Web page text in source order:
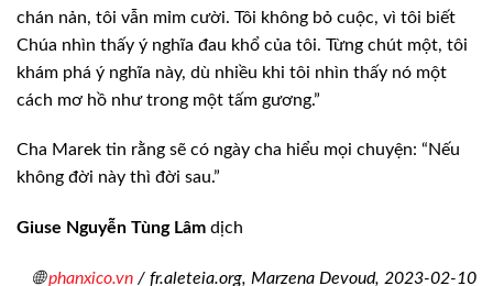
chán nản, tôi vẫn mỉm cười. Tôi không bỏ cuộc, vì tôi biết
Chúa nhìn thấy ý nghĩa đau khổ của tôi. Từng chút một, tôi
khám phá ý nghĩa này, dù nhiều khi tôi nhìn thấy nó một
cách mơ hồ như trong một tấm gương.”
Cha Marek tin rằng sẽ có ngày cha hiểu mọi chuyện: “Nếu
không đời này thì đời sau.”
Giuse Nguyễn Tùng Lâm dịch
🌐 phanxico.vn / fr.aleteia.org, Marzena Devoud, 2023-02-10